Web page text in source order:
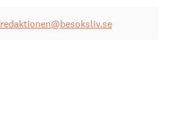
redaktionen@besoksliv.se